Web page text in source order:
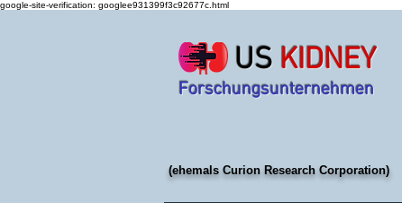
google-site-verification: googlee931399f3c92677c.html
US KIDNEY
Forschungsunternehmen
(ehemals Curion Research Corporation)